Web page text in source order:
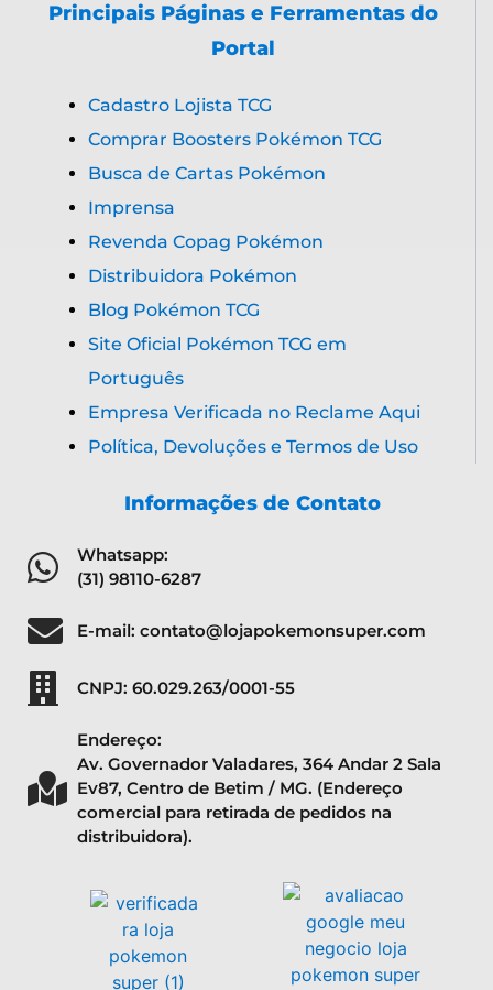
Principais Páginas e Ferramentas do
Portal
Cadastro Lojista TCG
Comprar Boosters Pokémon TCG
Busca de Cartas Pokémon
Imprensa
Revenda Copag Pokémon
Distribuidora Pokémon
Blog Pokémon TCG
Site Oficial Pokémon TCG em
Português
Empresa Verificada no Reclame Aqui
Política, Devoluções e Termos de Uso
Informações de Contato
Whatsapp:
(31) 98110-6287
E-mail: contato@lojapokemonsuper.com
CNPJ: 60.029.263/0001-55
Endereço:
Av. Governador Valadares, 364 Andar 2 Sala
Ev87, Centro de Betim / MG. (Endereço
comercial para retirada de pedidos na
distribuidora).